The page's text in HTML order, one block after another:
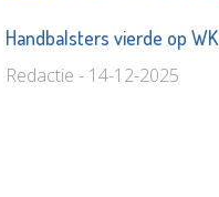
Handbalsters vierde op WK
Redactie - 14-12-2025